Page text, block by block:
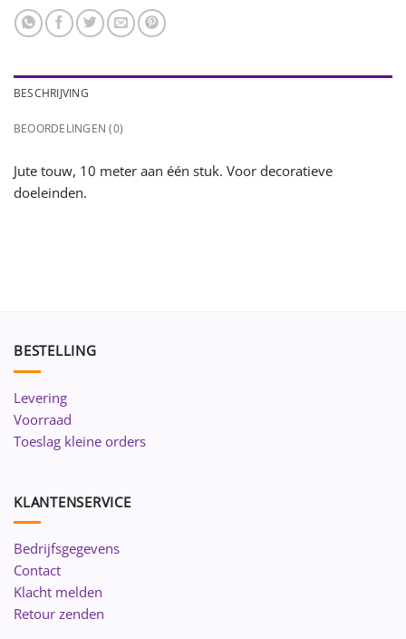
BESCHRIJVING
BEOORDELINGEN (0)
Jute touw, 10 meter aan één stuk. Voor decoratieve
doeleinden.
BESTELLING
Levering
Voorraad
Toeslag kleine orders
KLANTENSERVICE
Bedrijfsgegevens
Contact
Klacht melden
Retour zenden